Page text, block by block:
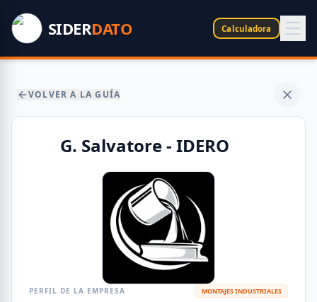
SIDERDATO Calculadora
VOLVER A LA GUÍA
G. Salvatore - IDERO
PERFIL DE LA EMPRESA MONTAJES INDUSTRIALES